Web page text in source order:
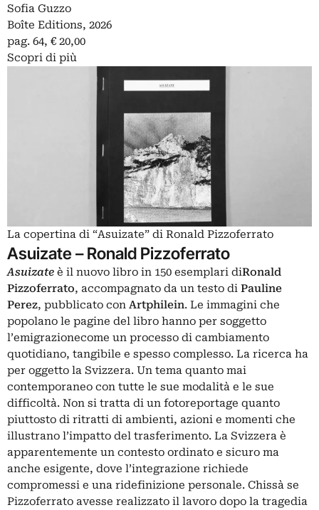
Sofia Guzzo
Boîte Editions, 2026
pag. 64, € 20,00
Scopri di più
La copertina di “Asuizate” di Ronald Pizzoferrato
Asuizate –Ronald Pizzoferrato
Asuizate è il nuovo libro in 150 esemplari diRonald
Pizzoferrato, accompagnato da un testo di Pauline
Perez, pubblicato con Artphilein. Le immagini che
popolano le pagine del libro hanno per soggetto
l’emigrazionecome un processo di cambiamento
quotidiano, tangibile e spesso complesso. La ricerca ha
per oggetto la Svizzera. Un tema quanto mai
contemporaneo con tutte le sue modalità e le sue
difficoltà. Non si tratta di un fotoreportage quanto
piuttosto di ritratti di ambienti, azioni e momenti che
illustrano l’impatto del trasferimento. La Svizzera è
apparentemente un contesto ordinato e sicuro ma
anche esigente, dove l’integrazione richiede
compromessi e una ridefinizione personale. Chissà se
Pizzoferrato avesse realizzato il lavoro dopo la tragedia